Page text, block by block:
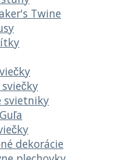
Twine
svietniky
dekorácie